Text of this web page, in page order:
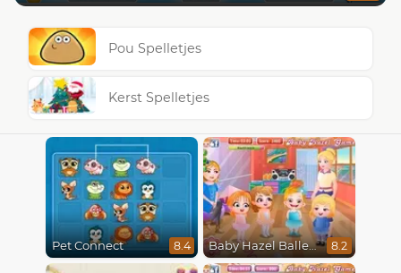
Pou Spelletjes
Kerst Spelletjes
Pet Connect 8.4 Baby Hazel Ballerina Dance 8.2